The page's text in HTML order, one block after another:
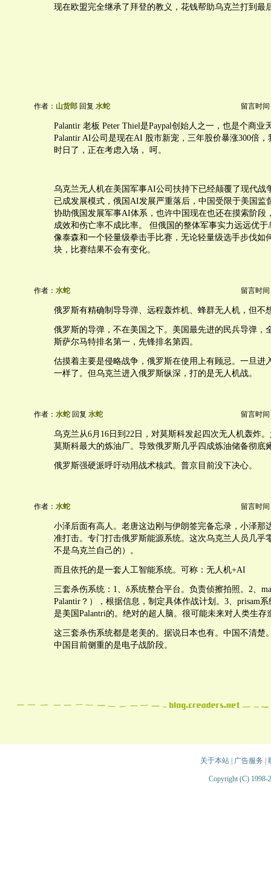
现在欧盟完全继承了拜登的教义，花钱帮助乌克兰打到最
作者： 山货郎 回复 水蛇 留言时间
Palantir 老板 Peter Thiel是Paypal创始人之一，也是个商业
Palantir AI公司是现在AI 股市新宠，三年股价暴涨300倍
时日了，正在考虑入场， 呵。
乌克兰无人机在美国军事AI公司扶持下已经颠覆了现代战
已成发展模式，俄国AI发展严重落后，中国受限于美国监
协助俄国发展军事AI体系，也许中国现在也还在摸索阶段
成效和伤亡率不成比率。 但俄国的整体军事实力远远优
像泰森和一个轻量级拳击手比赛，无论轻量级选手步伐如
块，比赛结果不会有变化。
作者： 水蛇 留言时间
俄罗斯有精确制导导弹、远程轰炸机、蜂群无人机，但不
俄罗斯的导弹，不在美国之下。美国最先进的民兵导弹，
斯萨尔马特排名第一，先锋排名第四。
估摸着主要是侵略战争，俄罗斯在使用上有顾忌。一旦进
一样了。但乌克兰进入俄罗斯纵深，打的是无人机战。
作者： 水蛇 回复 水蛇 留言时间
乌克兰从6月16日到22日，对莫斯科发起四次无人机轰炸
莫斯科最大的炼油厂。导致俄罗斯几乎四成炼油储备彻底
俄罗斯强硬派呼吁动用战术核武。普京目前没下决心。
作者： 水蛇 留言时间
小泽后面有高人。老唐这边刚与伊朗签完备忘录，小泽那
准打击。专门打击俄罗斯能源系统。这次乌克兰人员几乎
不是乌克兰自己的）。
而且依托的是一套人工智能系统。可称：无人机+AI
三套杀伤系统：1、δ系统整合平台。负责侦擦拍照。2、
Palantir？），根据信息，制定具体作战计划。3、prisam
是美国Palantri的。绝对的超人脑。很可能未来对人类生存
这三套杀伤系统都是老美的。据说日本也有。中国不清楚
中国目前侧重的是电子战阶段。
关于本站| 广告服务
Copyright (C) 1998-